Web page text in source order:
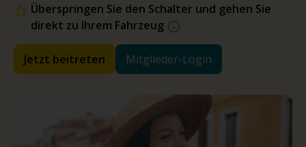
Überspringen Sie den Schalter und gehen Sie
direkt zu Ihrem Fahrzeug
Jetzt beitreten Mitglieder-Login